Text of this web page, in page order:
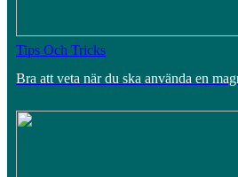
Tips Och Tricks
Bra att veta när du ska använda en